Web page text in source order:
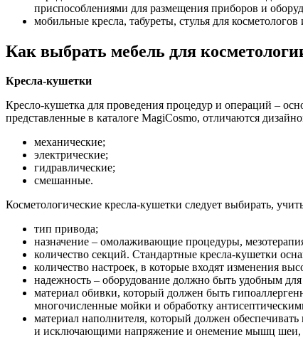
приспособлениями для размещения приборов и
мобильные кресла, табуреты, стулья для косметологов
Как выбрать мебель для
Кресла-кушетки
Кресло-кушетка для проведения процедур и операций –
представленные в каталоге MagiCosmo, отличаются
механические;
электрические;
гидравлические;
смешанные.
Косметологические кресла-кушетки следует выбирать,
тип привода;
назначение – омолаживающие процедуры,
количество секций. Стандартные кресла-кушетки
количество настроек, в которые входят изменения
надежность – оборудование должно быть удобным
материал обивки, который должен быть
многочисленные мойки и обработку
материал наполнителя, который должен
и исключающими напряжение и онемение мышц шеи,